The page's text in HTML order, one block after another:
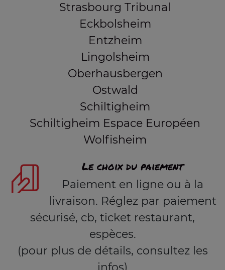
Strasbourg Tribunal
Eckbolsheim
Entzheim
Lingolsheim
Oberhausbergen
Ostwald
Schiltigheim
Schiltigheim Espace Européen
Wolfisheim
Le choix du paiement
Paiement en ligne ou à la
livraison. Réglez par paiement
sécurisé, cb, ticket restaurant,
espèces.
(pour plus de détails, consultez les
infos)